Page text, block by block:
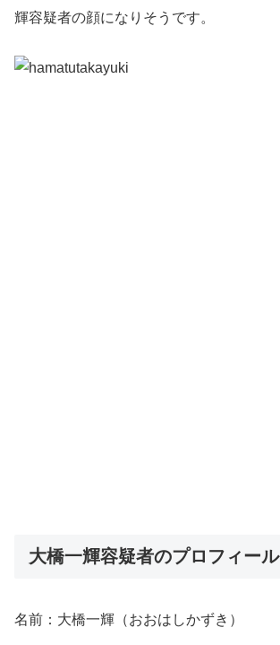
輝容疑者の顔になりそうです。
大橋一輝容疑者のプロフィール
名前：大橋一輝（おおはしかずき）